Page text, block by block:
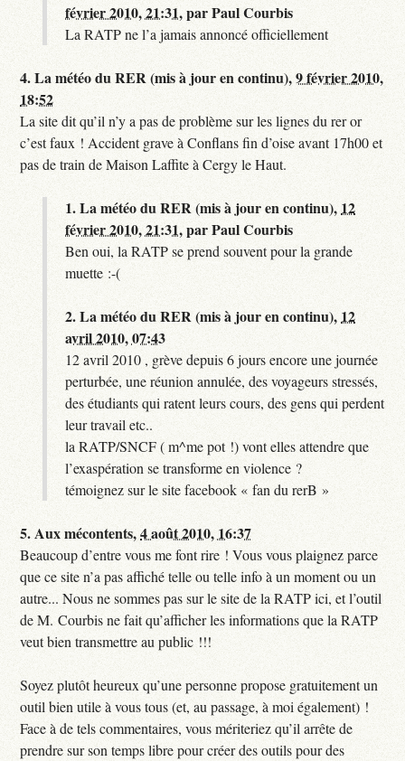
février 2010, 21:31,parPaul Courbis
La RATP ne l’a jamais annoncé officiellement
4.La météo du RER (mis à jour en continu),9 février 2010,
18:52
La site dit qu’il n’y a pas de problème sur les lignes du rer or
c’est faux ! Accident grave à Conflans fin d’oise avant 17h00 et
pas de train de Maison Laffite à Cergy le Haut.
1.La météo du RER (mis à jour en continu), 12
février 2010, 21:31,parPaul Courbis
Ben oui, la RATP se prend souvent pour la grande
muette :-(
2.La météo du RER (mis à jour en continu), 12
avril 2010, 07:43
12 avril 2010 , grève depuis 6 jours encore une journée
perturbée, une réunion annulée, des voyageurs stressés,
des étudiants qui ratent leurs cours, des gens qui perdent
leur travail etc..
la RATP/SNCF ( m^me pot !) vont elles attendre que
l’exaspération se transforme en violence ?
témoignez sur le site facebook « fan du rerB »
5.Aux mécontents,4 août 2010, 16:37
Beaucoup d’entre vous me font rire ! Vous vous plaignez parce
que ce site n’a pas affiché telle ou telle info à un moment ou un
autre... Nous ne sommes pas sur le site de la RATP ici, et l’outil
de M. Courbis ne fait qu’afficher les informations que la RATP
veut bien transmettre au public !!!
Soyez plutôt heureux qu’une personne propose gratuitement un
outil bien utile à vous tous (et, au passage, à moi également) !
Face à de tels commentaires, vous mériteriez qu’il arrête de
prendre sur son temps libre pour créer des outils pour des